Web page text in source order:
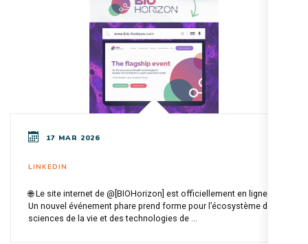
17 MAR 2026
LINKEDIN
🌐 Le site internet de @[BIOHorizon] est officiellement en ligne !
Un nouvel événement phare prend forme pour l’écosystème des
sciences de la vie et des technologies de ...